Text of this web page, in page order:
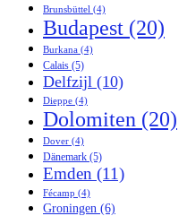
Brunsbüttel (4)
Budapest (20)
Burkana (4)
Calais (5)
Delfzijl (10)
Dieppe (4)
Dolomiten (20)
Dover (4)
Dänemark (5)
Emden (11)
Fécamp (4)
Groningen (6)